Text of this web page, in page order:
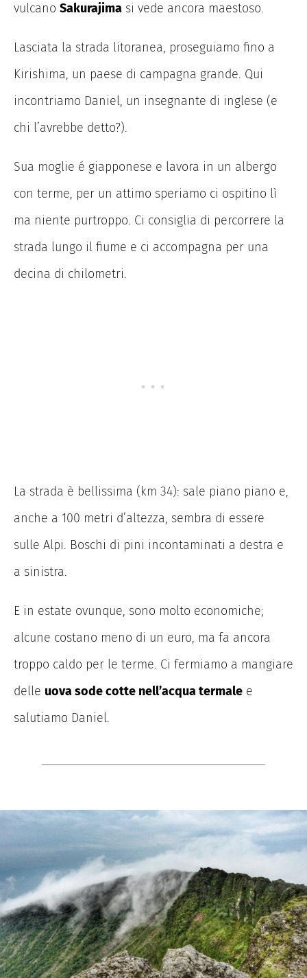
vulcano Sakurajima si vede ancora maestoso.
Lasciata la strada litoranea, proseguiamo fino a
Kirishima, un paese di campagna grande. Qui
incontriamo Daniel, un insegnante di inglese (e
chi l’avrebbe detto?).
Sua moglie é giapponese e lavora in un albergo
con terme, per un attimo speriamo ci ospitino lì
ma niente purtroppo. Ci consiglia di percorrere la
strada lungo il fiume e ci accompagna per una
decina di chilometri.
La strada è bellissima (km 34): sale piano piano e,
anche a 100 metri d’altezza, sembra di essere
sulle Alpi. Boschi di pini incontaminati a destra e
a sinistra.
E in estate ovunque, sono molto economiche;
alcune costano meno di un euro, ma fa ancora
troppo caldo per le terme. Ci fermiamo a mangiare
delle uova sode cotte nell’acqua termale e
salutiamo Daniel.